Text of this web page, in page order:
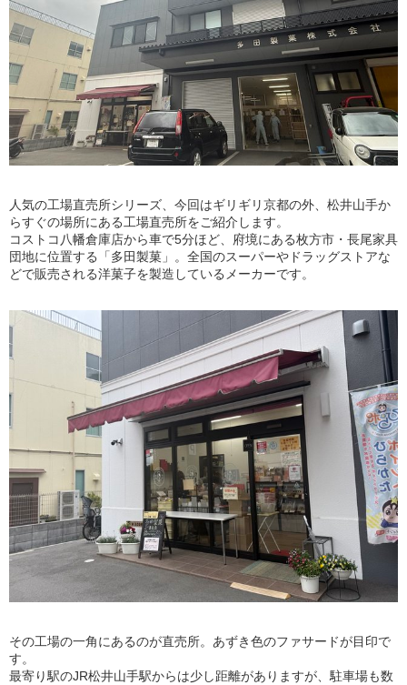
人気の工場直売所シリーズ、今回はギリギリ京都の外、松井山手か
らすぐの場所にある工場直売所をご紹介します。
コストコ八幡倉庫店から車で5分ほど、府境にある枚方市・長尾家具
団地に位置する「多田製菓」。全国のスーパーやドラッグストアな
どで販売される洋菓子を製造しているメーカーです。
その工場の一角にあるのが直売所。あずき色のファサードが目印で
す。
最寄り駅のJR松井山手駅からは少し距離がありますが、駐車場も数